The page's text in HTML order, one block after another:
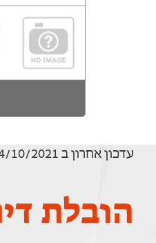
עדכון אחרון ב 04/10/2021